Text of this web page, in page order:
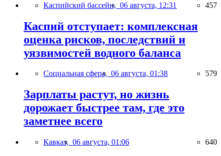
Каспийский бассейн, 06 августа, 12:31 457
Каспий отступает: комплексная
оценка рисков, последствий и
уязвимостей водного баланса
Социальная сфера, 06 августа, 01:38 579
Зарплаты растут, но жизнь
дорожает быстрее там, где это
заметнее всего
Кавказ, 06 августа, 01:06 640